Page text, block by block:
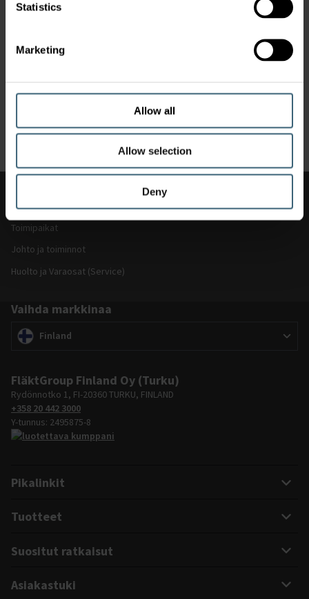
Statistics
Marketing
Allow all
Allow selection
Deny
Laskutus
Toimipaikat
Johto ja toiminnot
Huolto ja Varaosat (Service)
Vaihda markkinaa
Vaihda markkinaa
(Finland
FläktGroup Finland Oy (Turku)
Rydönnotko 1, FI-20360 TURKU, FINLAND
+358 20 442 3000
Y-tunnus: 2495875-8
Pikalinkit
Tuotteet
Suositut ratkaisut
Asiakastuki